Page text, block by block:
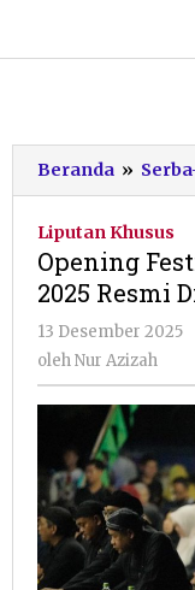
konten
Beranda »
Liputan Khusus
Opening
2025 Resmi
13 Desember 2025
olehNur Azizah